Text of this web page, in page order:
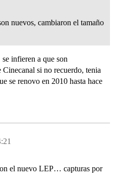
nuevos, cambiaron el tamaño
infieren a que son
si no recuerdo, tenia
se renovo en 2010 hasta hace
el nuevo LEP… capturas por